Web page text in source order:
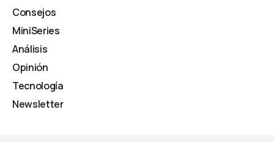
Consejos
MiniSeries
Análisis
Opinión
Tecnología
Newsletter